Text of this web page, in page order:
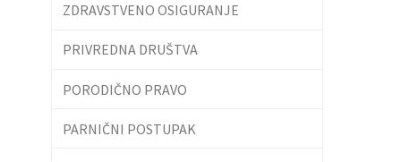
ZDRAVSTVENO OSIGURANJE
PRIVREDNA DRUŠTVA
PORODIČNO PRAVO
PARNIČNI POSTUPAK